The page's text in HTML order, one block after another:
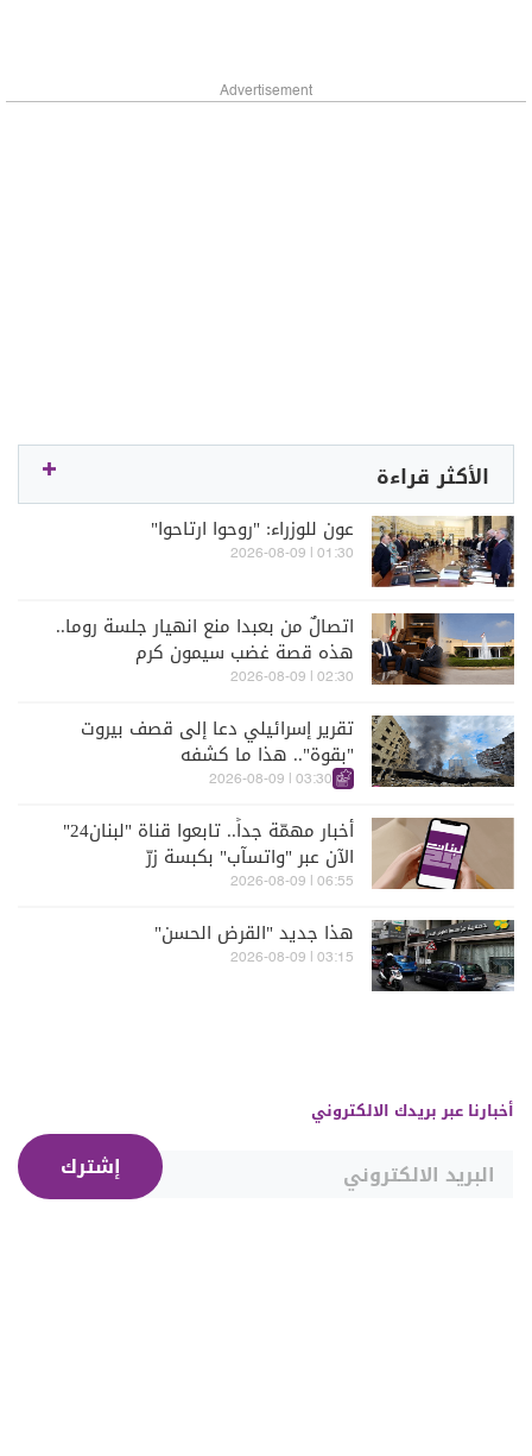
Advertisement
الأكثر قراءة
عون للوزراء: "روحوا ارتاحوا"
01:30 | 2026-08-09
اتصالٌ من بعبدا منع انهيار جلسة روما..
هذه قصة غضب سيمون كرم
02:30 | 2026-08-09
تقرير إسرائيلي دعا إلى قصف بيروت
"بقوة".. هذا ما كشفه
03:30 | 2026-08-09
أخبار مهمّة جداً.. تابعوا قناة "لبنان24"
الآن عبر "واتسآب" بكبسة زرّ
06:55 | 2026-08-09
هذا جديد "القرض الحسن"
03:15 | 2026-08-09
أخبارنا عبر بريدك الالكتروني
إشترك